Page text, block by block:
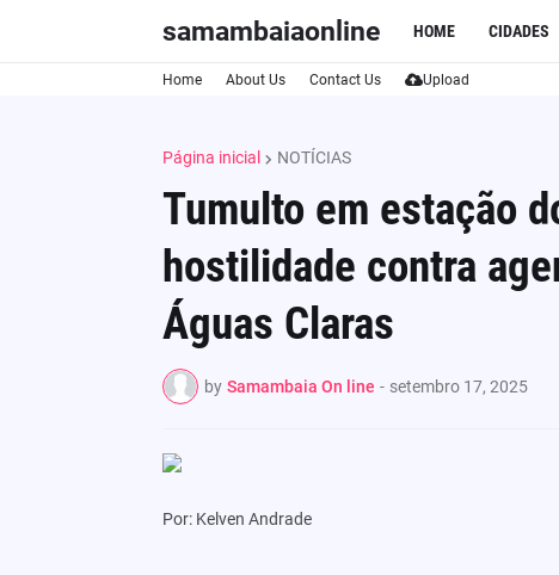
samambaiaonline HOME CIDADES
Home About Us Contact Us Upload
Página inicial NOTÍCIAS
Tumulto em estação
hostilidade contra
Águas Claras
by Samambaia On line - setembro 17, 2025
Por: Kelven Andrade